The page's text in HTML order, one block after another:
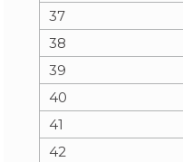
37
38
39
40
41
42